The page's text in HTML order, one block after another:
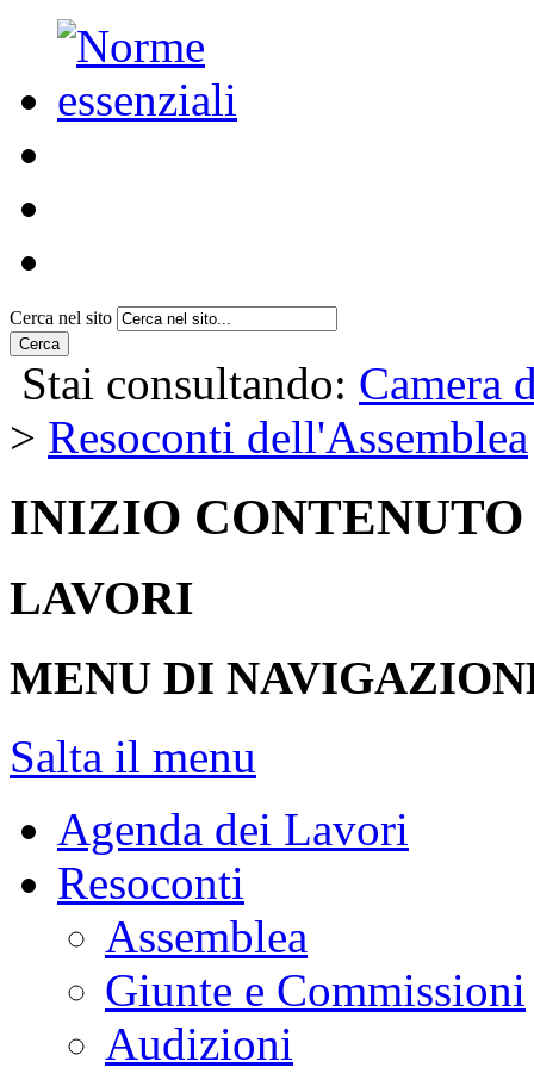
Cerca nel sito
Cerca
Stai consultando: Camera
> Resoconti dell'Assemblea
INIZIO CONTENUTO
LAVORI
MENU DI
Salta il menu
Agenda dei Lavori
Resoconti
Assemblea
Giunte e Commissioni
Audizioni